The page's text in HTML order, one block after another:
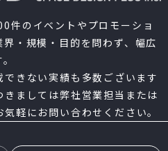
件のイベントや プロモーショ
界・規模・目的を問わず、幅広
きない実績も多数ございます
ましては弊社営業担当または
気軽にお問い合わせください。